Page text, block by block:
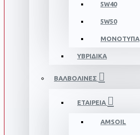
5W40
5W50
ΜΟΝΟΤΥΠΑ
ΥΒΡΙΔΙΚΑ
ΒΑΛΒΟΛΙΝΕΣ
ΕΤΑΙΡΕΙΑ
AMSOIL